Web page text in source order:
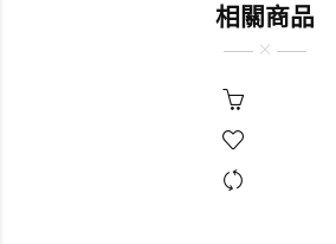
相關商品